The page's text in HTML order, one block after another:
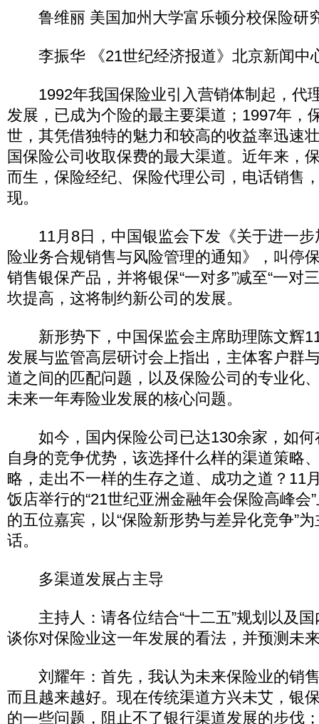
鲁维丽 美国加州大学富乐顿分校保险研
李振华 《21世纪经济报道》北京新闻中
1992年我国保险业引入营销体制起，代
发展，已成为个险的最主要渠道；1997年，
世，其凭借独特的魅力和较高的收益率迅速
国保险公司收取保费的最大渠道。近年来，
而生，保险经纪、保险代理公司，电话销售
现。
11月8日，中国银监会下发《关于进一步
险业务合规销售与风险管理的通知》，叫停
销售银保产品，并将银保“一对多”减至“一对
坎提高，这将制约新公司的发展。
新形势下，中国保监会主席助理陈文辉
发展与监管高层研讨会上指出，主体客户群
道之间的匹配问题，以及保险公司的专业化
未来一年寿险业发展的核心问题。
如今，国内保险公司已达130余家，如何
自身的竞争优势，该选择什么样的渠道策略
略，走出不一样的生存之道、成功之道？11
饭店举行的“21世纪亚洲金融年会保险高峰会
的五位嘉宾，以“保险新形势与差异化竞争”
话。
多渠道发展占主导
主持人：请各位结合“十二五”规划以及国
谈你对保险业这一年发展的看法，并预测未
刘耀年：首先，我认为未来保险业的销
而且越来越好。现在传统渠道方兴未艾，银
的一些问题，阻止不了银行渠道发展的步伐